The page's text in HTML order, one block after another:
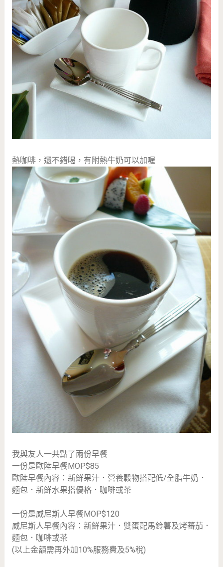
熱咖啡，還不錯喝，有附熱牛奶可以加喔
我與友人一共點了兩份早餐
一份是歐陸早餐MOP$85
歐陸早餐內容：新鮮果汁．營養穀物搭配低/全脂牛奶．
麵包．新鮮水果搭優格．咖啡或茶
一份是威尼斯人早餐MOP$120
威尼斯人早餐內容：新鮮果汁．雙蛋配馬鈴薯及烤蕃茄．
麵包．咖啡或茶
(以上金額需再外加10%服務費及5%稅)